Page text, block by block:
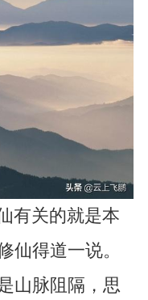
有关的就是本
仙得道一说。
山脉阻隔，思